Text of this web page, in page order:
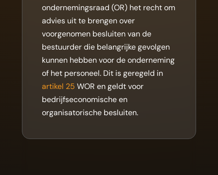
ondernemingsraad (OR) het recht om
advies uit te brengen over
voorgenomen besluiten van de
bestuurder die belangrijke gevolgen
kunnen hebben voor de onderneming
of het personeel. Dit is geregeld in
artikel 25 WOR en geldt voor
bedrijfseconomische en
organisatorische besluiten.